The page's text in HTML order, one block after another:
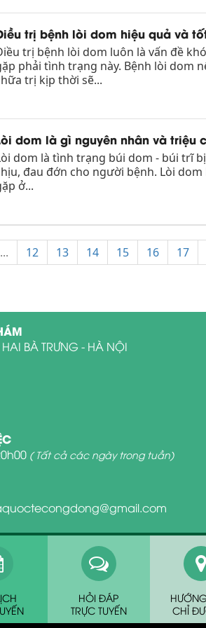
trị bệnh lòi dom hiệu quả và
trị bệnh lòi dom luôn là vấn đề
phải tình trạng này. Bệnh lòi dom
trị kịp thời sẽ...
dom là gì nguyên nhân và triệu
dom là tình trạng búi dom - búi trĩ
đau đớn cho người bệnh. Lòi
ở...
... 12 13 14 15 16 17
BÀ TRƯNG - HÀ NỘI
( Tất cả các ngày trong tuần)
HỎI ĐÁP
TRỰC TUYẾN
CHỈ